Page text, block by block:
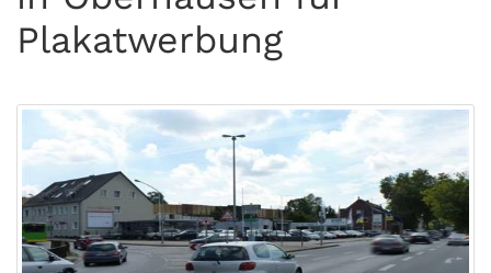
Plakatwerbung